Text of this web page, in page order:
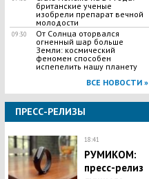
британские ученые
изобрели препарат вечной
молодости
09:30
От Солнца оторвался
огненный шар больше
Земли: космический
феномен способен
испепелить нашу планету
ВСЕ НОВОСТИ »
ПРЕСС-РЕЛИЗЫ
18:41
РУМИКОМ:
пресс-релиз